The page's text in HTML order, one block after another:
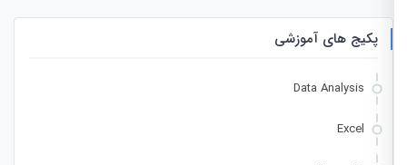
پکیج های آموزشی
Data Analysis
Excel